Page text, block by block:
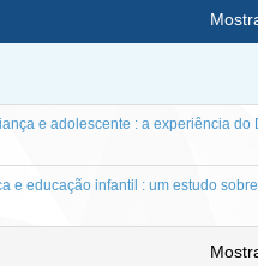
e adolescente : a experiência do
e educação infantil : um estudo